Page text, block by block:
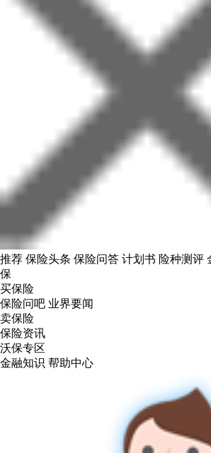
推荐 保险头条 保险问答 计划书 险种测评
保
买保险
保险问吧 业界要闻
卖保险
保险资讯
沃保专区
金融知识 帮助中心